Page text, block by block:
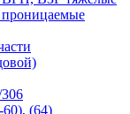
проницаемые
(64)